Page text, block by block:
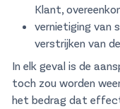
Klant,
vernietiging van
verstrijken van
In elk geval is de
toch zou worden
het bedrag dat